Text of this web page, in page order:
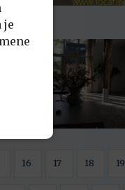
16 17 18 19
je